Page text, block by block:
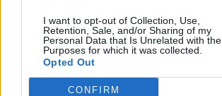
I want to opt-out of Collection, Use,
Retention, Sale, and/or Sharing of my
Personal Data that Is Unrelated with the
Purposes for which it was collected.
Opted Out
CONFIRM